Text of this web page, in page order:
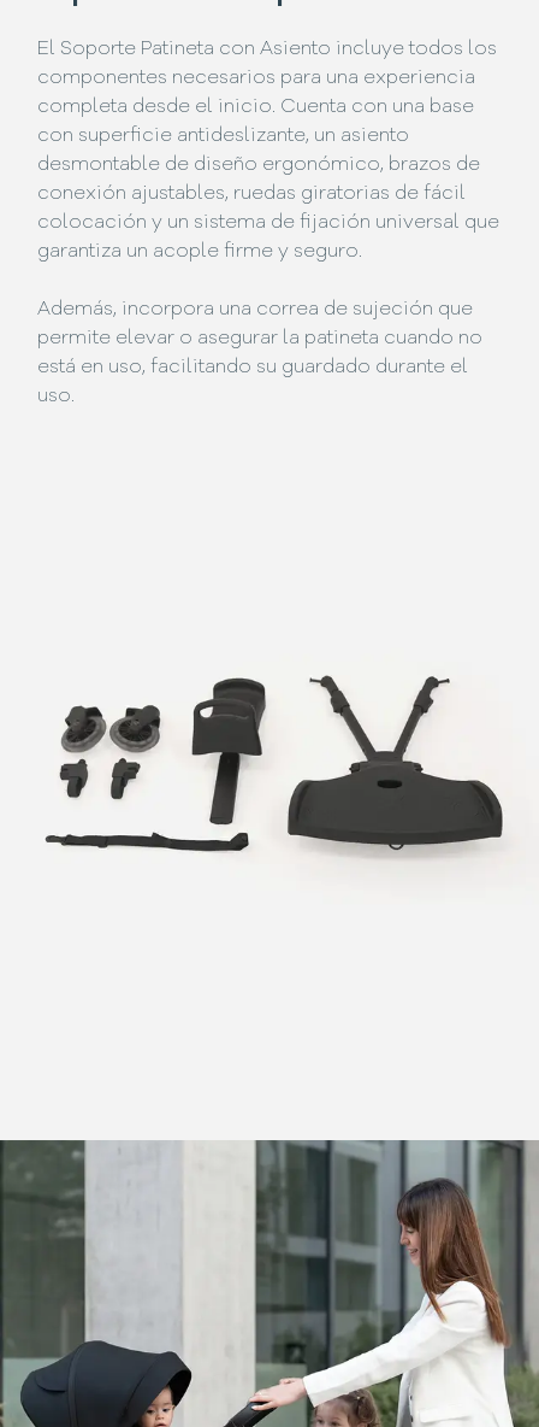
El Soporte Patineta con Asiento incluye todos los
componentes necesarios para una experiencia
completa desde el inicio. Cuenta con una base
con superficie antideslizante, un asiento
desmontable de diseño ergonómico, brazos de
conexión ajustables, ruedas giratorias de fácil
colocación y un sistema de fijación universal que
garantiza un acople firme y seguro.
Además, incorpora una correa de sujeción que
permite elevar o asegurar la patineta cuando no
está en uso, facilitando su guardado durante el
uso.